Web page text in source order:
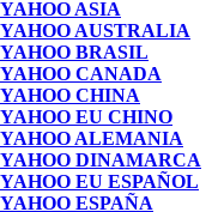
YAHOO ASIA
YAHOO AUSTRALIA
YAHOO BRASIL
YAHOO CANADA
YAHOO CHINA
YAHOO EU CHINO
YAHOO ALEMANIA
YAHOO DINAMARCA
YAHOO EU ESPAÑOL
YAHOO ESPAÑA